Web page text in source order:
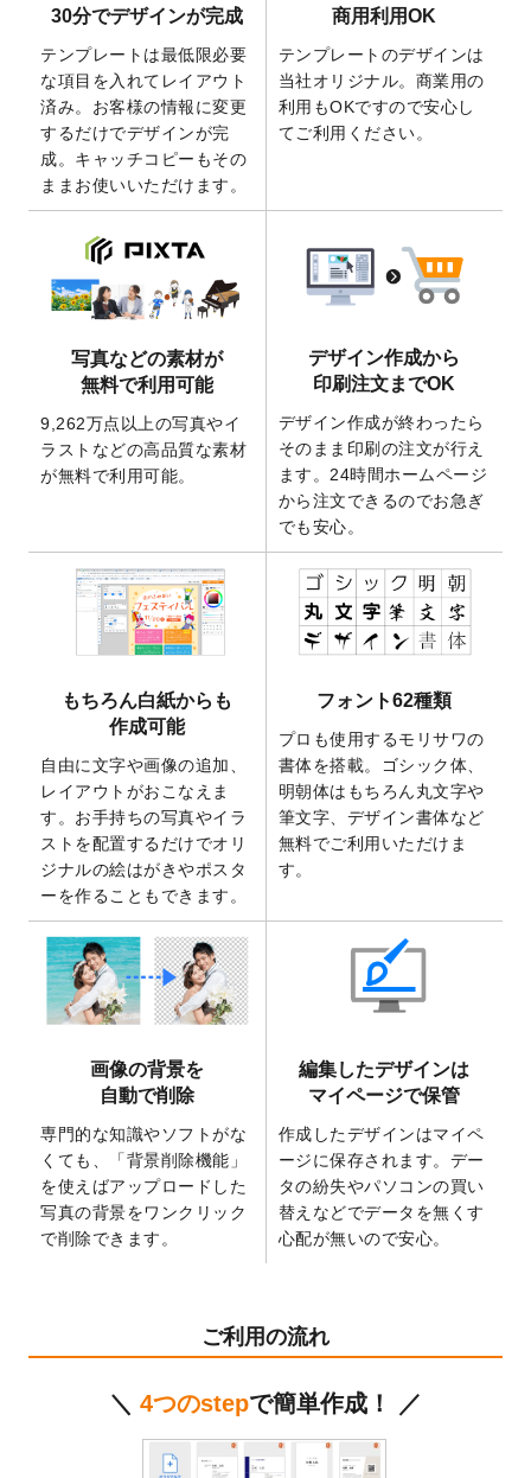
の全4ステップを解説！」を公開いたしまし
た。
2026/4/23
コラム「 画像の配置・差し替え・トリミン
グ」「テンプレート間でパーツを流用する
方法」を公開いたしました。
2026/4/21
アクリルキーホルダーのデザインテンプレ
ート を追加いたしました。
りました！
2025/12/22
【新商品】アクリルキーホルダーが作成で
きるようになりました！
2025/12/22
2026年版4月始まりのカレンダーデザイン
テンプレート
を公開いたしました。
開いたしました。
2025/9/30
【新商品】クリアファイルバッグ が作成で
きるようになりました！
2026年午年の年賀状デザインテンプレート
を公開いたしました。
2025/9/10
喪中はがき・寒中見舞いのデザインテンプ
レートを公開いたしました。
2025/8/1
9,160万点以上の写真やイラスト素材が無料
2025/7/30
キャンバスプリントのデザインテンプレー
トを追加いたしました。
2025/6/30
暑中見舞いのデザインテンプレートを追加
しました。
2025/6/27
キャンバスプリントのデザインテンプレー
トを追加いたしました。
2025/6/24
2026年版1月始まりのカレンダーデザイン
テンプレートを公開いたしました。
2025/6/9
「背景削除機能
」を実装しました。
2025/4/3
DMのデザインテンプレートを追加しまし
た。
を追加しました。
マスキングテープのデザインテンプレート
を追加しました。
2025/1/15
配置できるデータ形式が増えました。
（pdf、psd、eps、tifに対応）
2024/12/24
2025年版4月始まりのカレンダーデザイン
箔押し年賀状のデザインテンプレート
ステッカーのデザインテンプレート
しました。
2025年巳年の年賀状デザインテンプレート
30分でデザインが完成
テンプレートは最低限必要
な項目を入れてレイアウト
済み。お客様の情報に変更
するだけでデザインが完
成。キャッチコピーもその
ままお使いいただけます。
商用利用OK
テンプレートのデザインは
当社オリジナル。商業用の
利用もOKですので安心し
てご利用ください。
写真などの素材が
無料で利用可能
9,262万点以上の写真やイ
ラストなどの高品質な素材
が無料で利用可能。
デザイン作成から
印刷注文までOK
デザイン作成が終わったら
そのまま印刷の注文が行え
ます。24時間ホームページ
から注文できるのでお急ぎ
でも安心。
もちろん白紙からも
作成可能
自由に文字や画像の追加、
レイアウトがおこなえま
す。お手持ちの写真やイラ
ストを配置するだけでオリ
ジナルの絵はがきやポスタ
ーを作ることもできます。
フォント62種類
プロも使用するモリサワの
書体を搭載。ゴシック体、
明朝体はもちろん丸文字や
筆文字、デザイン書体など
無料でご利用いただけま
す。
画像の背景を
自動で削除
専門的な知識やソフトがな
くても、「背景削除機能」
を使えばアップロードした
写真の背景をワンクリック
で削除できます。
編集したデザインは
マイページで保管
作成したデザインはマイペ
ージに保存されます。デー
タの紛失やパソコンの買い
替えなどでデータを無くす
心配が無いので安心。
ご利用の流れ
＼ 4つのstepで簡単作成！ ／